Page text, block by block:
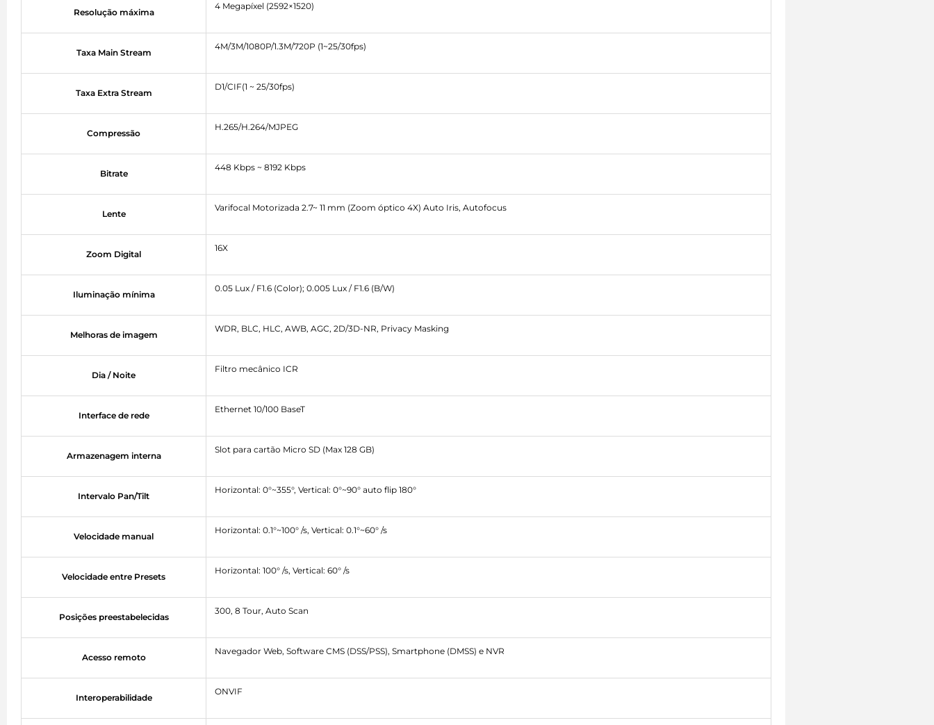
Resolução máxima
4 Megapíxel (2592×1520)
Taxa Main Stream
4M/3M/1080P/1.3M/720P (1~25/30fps)
Taxa Extra Stream
D1/CIF(1 ~ 25/30fps)
Compressão
H.265/H.264/MJPEG
Bitrate
448 Kbps ~ 8192 Kbps
Lente
Varifocal Motorizada 2.7~ 11 mm (Zoom óptico 4X) Auto Iris, Autofocus
Zoom Digital
16X
Iluminação mínima
0.05 Lux / F1.6 (Color); 0.005 Lux / F1.6 (B/W)
Melhoras de imagem
WDR, BLC, HLC, AWB, AGC, 2D/3D-NR, Privacy Masking
Dia / Noite
Filtro mecânico ICR
Interface de rede
Ethernet 10/100 BaseT
Armazenagem interna
Slot para cartão Micro SD (Max 128 GB)
Intervalo Pan/Tilt
Horizontal: 0°~355°, Vertical: 0°~90° auto flip 180°
Velocidade manual
Horizontal: 0.1°~100° /s, Vertical: 0.1°~60° /s
Velocidade entre Presets
Horizontal: 100° /s, Vertical: 60° /s
Posições preestabelecidas
300, 8 Tour, Auto Scan
Acesso remoto
Navegador Web, Software CMS (DSS/PSS), Smartphone (DMSS) e NVR
Interoperabilidade
ONVIF